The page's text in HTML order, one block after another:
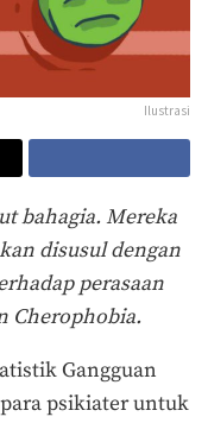
Ilustrasi
bahagia. Mereka
disusul dengan
perasaan
Cherophobia.
Gangguan
psikiater untuk